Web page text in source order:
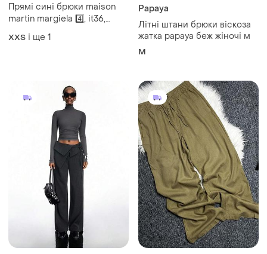
Прямі сині брюки maison
martin margiela 4️⃣, it36,
xxs/xs
XХS і ще 1
Papaya
Літні штани брюки віскоза
жатка papaya беж жіночі м
M